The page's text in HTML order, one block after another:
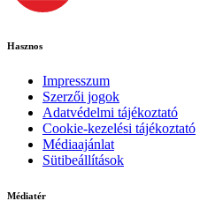
Hasznos
Impresszum
Szerzői jogok
Adatvédelmi tájékoztató
Cookie-kezelési tájékoztató
Médiaajánlat
Sütibeállítások
Médiatér